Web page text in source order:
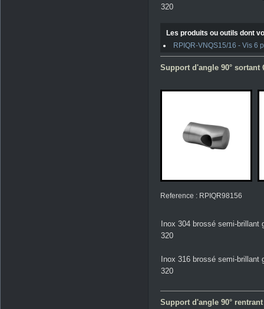
320
Les produits ou outils dont
RPIQR-VNQS15/16 - Vis 6
Support d'angle 90°
Reference : RPIQR98156
Inox 304 brossé semi-brillant
320
Inox 316 brossé semi-brillant
320
Support d'angle 90°